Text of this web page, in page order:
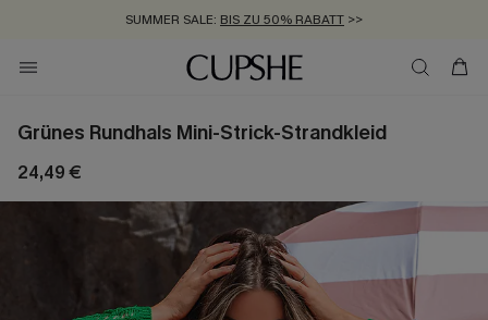
SUMMER SALE: BIS ZU 50% RABATT >>
ZUM NEWSLETTER:BIS ZU -20% EXTRA ERHALTEN
KOSTENLOSER VERSAND AB 89 €
Grünes Rundhals Mini-Strick-Strandkleid
24,49 €